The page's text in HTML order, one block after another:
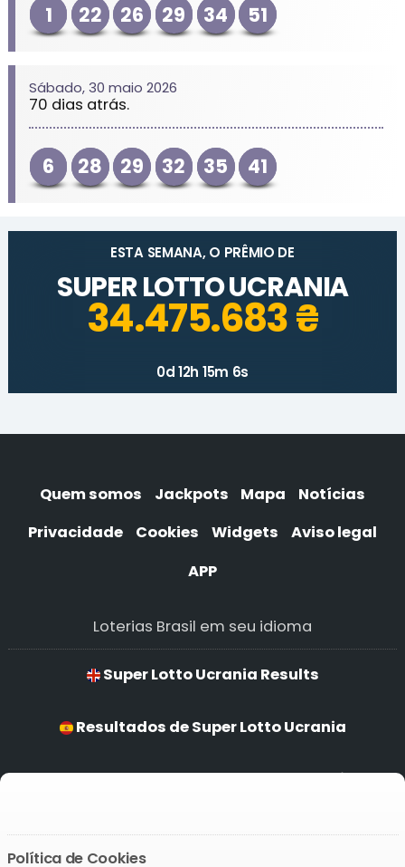
1 22 26 29 34 51
Sábado, 30 maio 2026
70 dias atrás.
6 28 29 32 35 41
ESTA SEMANA, O PRÊMIO DE
SUPER LOTTO UCRANIA
34.475.683 ₴
0d 12h 15m 6s
Quem somos Jackpots Mapa
Notícias
Privacidade
Cookies Widgets
Aviso legal
APP
Loterias Brasil em seu idioma
Super Lotto Ucrania Results
Resultados de Super Lotto Ucrania
Resultados para Super Lotto Ucrania
Ergebnisse von Super Lotto Ucrania
Política de Cookies